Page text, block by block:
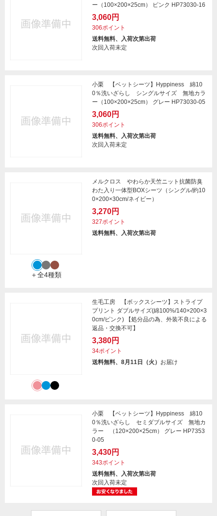
ー（100×200×25cm） ピンク HP73030-16
3,060円
306ポイント
送料無料、入荷次第出荷
次回入荷未定
小栗 【ベットシーツ】Hyppiness 綿10
0％洗いざらし シングルサイズ 無地カラ
ー（100×200×25cm） グレー HP73030-05
3,060円
306ポイント
送料無料、入荷次第出荷
次回入荷未定
＋全4種類
メルクロス やわらか天竺ニット抗菌防臭
わた入り一体型BOXシーツ（シングル/約10
0×200×30cm/ネイビー）
3,270円
327ポイント
送料無料、入荷次第出荷
生毛工房 【ボックスシーツ】ストライプ
プリント ダブルサイズ(綿100%/140×200×3
0cm/ピンク) 【処分品の為、外装不良による
返品・交換不可】
3,380円
34ポイント
送料無料、8月11日（火） お届け
小栗 【ベットシーツ】Hyppiness 綿10
0％洗いざらし セミダブルサイズ 無地カ
ラー （120×200×25cm） グレー HP7353
0-05
3,430円
343ポイント
送料無料、入荷次第出荷
次回入荷未定